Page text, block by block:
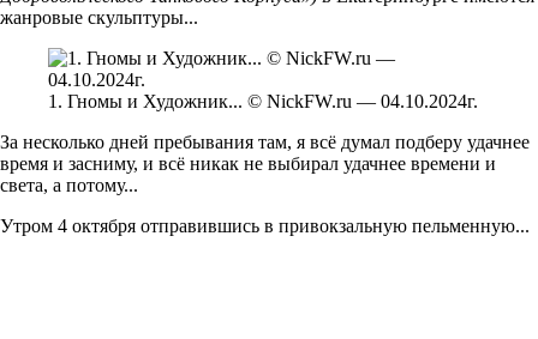
жанровые скульптуры...
1. Гномы и Художник... © NickFW.ru — 04.10.2024г.
За несколько дней пребывания там, я всё думал подберу удачнее
время и засниму, и всё никак не выбирал удачнее времени и
света, а потому...
Утром 4 октября отправившись в привокзальную пельменную...